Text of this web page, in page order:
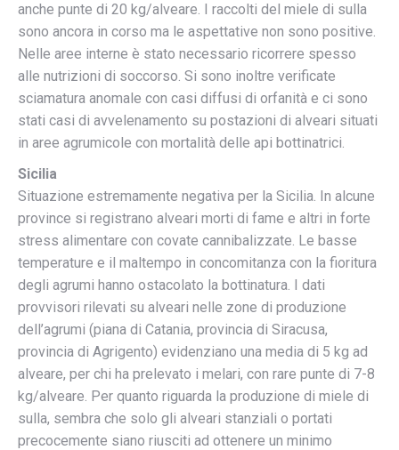
anche punte di 20 kg/alveare. I raccolti del miele di sulla
sono ancora in corso ma le aspettative non sono positive.
Nelle aree interne è stato necessario ricorrere spesso
alle nutrizioni di soccorso. Si sono inoltre verificate
sciamatura anomale con casi diffusi di orfanità e ci sono
stati casi di avvelenamento su postazioni di alveari situati
in aree agrumicole con mortalità delle api bottinatrici.
Sicilia
Situazione estremamente negativa per la Sicilia. In alcune
province si registrano alveari morti di fame e altri in forte
stress alimentare con covate cannibalizzate. Le basse
temperature e il maltempo in concomitanza con la fioritura
degli agrumi hanno ostacolato la bottinatura. I dati
provvisori rilevati su alveari nelle zone di produzione
dell’agrumi (piana di Catania, provincia di Siracusa,
provincia di Agrigento) evidenziano una media di 5 kg ad
alveare, per chi ha prelevato i melari, con rare punte di 7-8
kg/alveare. Per quanto riguarda la produzione di miele di
sulla, sembra che solo gli alveari stanziali o portati
precocemente siano riusciti ad ottenere un minimo